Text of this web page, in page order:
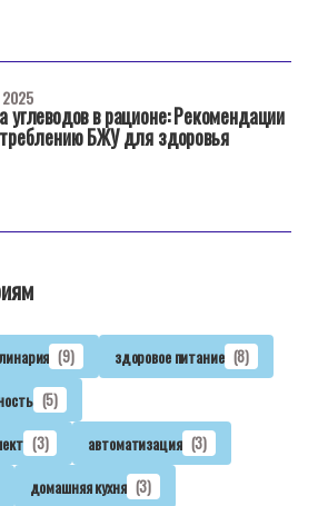
углеводов в рационе: Рекомендации
БЖУ для здоровья
(9) здоровое питание (8)
(5)
(3) автоматизация (3)
домашняя кухня (3)